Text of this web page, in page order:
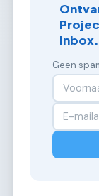
inbox.
Geen